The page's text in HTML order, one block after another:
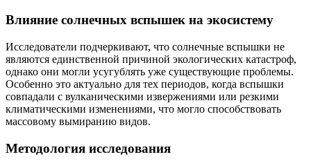
Влияние солнечных вспышек на экосистему
Исследователи подчеркивают, что солнечные вспышки не
являются единственной причиной экологических катастроф,
однако они могли усугублять уже существующие проблемы.
Особенно это актуально для тех периодов, когда вспышки
совпадали с вулканическими извержениями или резкими
климатическими изменениями, что могло способствовать
массовому вымиранию видов.
Методология исследования